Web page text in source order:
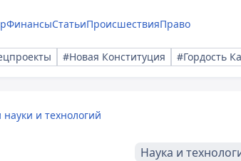
ФинансыСтатьиПроисшествияПраво
#Новая Конституция #Гордость
науки и технологий
Наука и